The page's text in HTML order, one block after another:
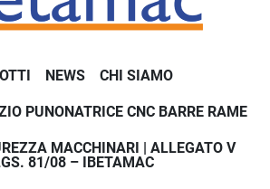
NEWS CHI SIAMO
PUNONATRICE CNC BARRE RAME
MACCHINARI | ALLEGATO V
81/08 – IBETAMAC